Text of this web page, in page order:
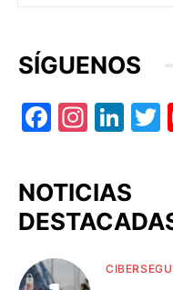
SÍGUENOS
Facebook
NOTICIAS